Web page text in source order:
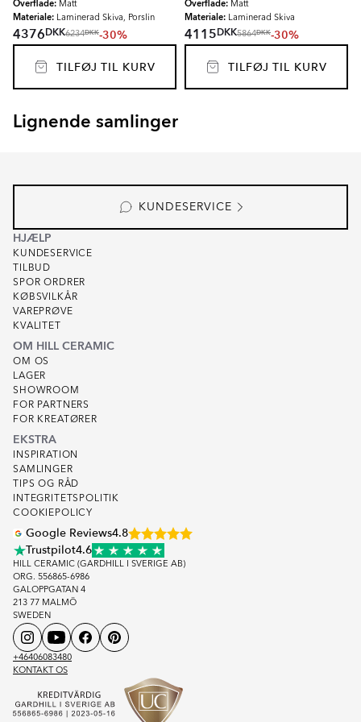
Overflade: Matt
Materiale: Laminerad Skiva, Porslin
4376DKK6234DKK-30%
TILFØJ TIL KURV
Overflade: Matt
Materiale: Laminerad Skiva
4115DKK5864DKK-30%
TILFØJ TIL KURV
Lignende samlinger
EKSKÄR TOPS
KUNDESERVICE
HJÆLP
KUNDESERVICE
TILBUD
SPOR ORDRER
KØBSVILKÅR
VAREPRØVE
KVALITET
OM HILL CERAMIC
OM OS
LAGER
SHOWROOM
FOR PARTNERS
FOR KREATØRER
EKSTRA
INSPIRATION
SAMLINGER
TIPS OG RÅD
INTEGRITETSPOLITIK
COOKIEPOLICY
Google Reviews4.8
Trustpilot4.6
HILL CERAMIC (GARDHILL I SVERIGE AB)
ORG. 556865-6986
GALOPPGATAN 4
213 77 MALMÖ
SWEDEN
+46406083480
KONTAKT OS